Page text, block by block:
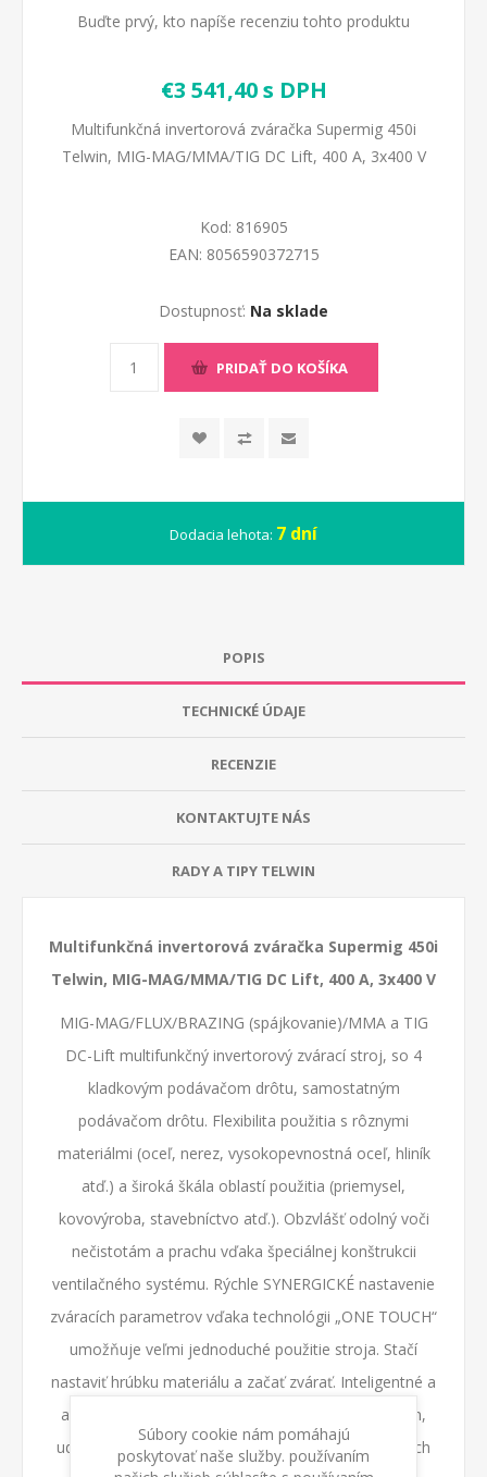
Buďte prvý, kto napíše recenziu tohto produktu
€3 541,40 s DPH
Multifunkčná invertorová zváračka Supermig 450i
Telwin, MIG-MAG/MMA/TIG DC Lift, 400 A, 3x400 V
Kod: 816905
EAN: 8056590372715
Dostupnosť: Na sklade
PRIDAŤ DO KOŠÍKA
Dodacia lehota: 7 dní
POPIS
TECHNICKÉ ÚDAJE
RECENZIE
KONTAKTUJTE NÁS
RADY A TIPY TELWIN
Multifunkčná invertorová zváračka Supermig 450i
Telwin, MIG-MAG/MMA/TIG DC Lift, 400 A, 3x400 V
MIG-MAG/FLUX/BRAZING (spájkovanie)/MMA a TIG
DC-Lift multifunkčný invertorový zvárací stroj, so 4
kladkovým podávačom drôtu, samostatným
podávačom drôtu. Flexibilita použitia s rôznymi
materiálmi (oceľ, nerez, vysokopevnostná oceľ, hliník
atď.) a široká škála oblastí použitia (priemysel,
kovovýroba, stavebníctvo atď.). Obzvlášť odolný voči
nečistotám a prachu vďaka špeciálnej konštrukcii
ventilačného systému. Rýchle SYNERGICKÉ nastavenie
zváracích parametrov vďaka technológii „ONE TOUCH“
umožňuje veľmi jednoduché použitie stroja. Stačí
nastaviť hrúbku materiálu a začať zvárať. Inteligentné a
automatické riadenie oblúka, okamih za okamihom,
udržuje vysoký zvárací výkon za všetkých pracovných
Súbory cookie nám pomáhajú
poskytovať naše služby. používaním